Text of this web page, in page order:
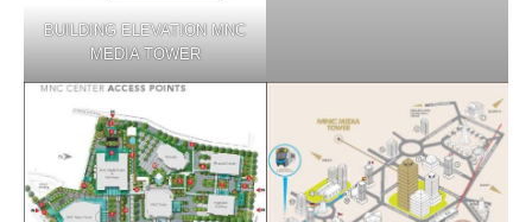
BUILDING ELEVATION MNC
MEDIA TOWER